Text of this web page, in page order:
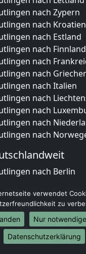
nach Zypern
nach Kroatien
nach Estland
nach Finnland
nach
nach
nach Italien
nach
nach
nach
nach
nach Berlin
nach
nach Köln
nach
nach Stuttgart
nach
verwendet
zu
Nur
Datenschutzerklärung